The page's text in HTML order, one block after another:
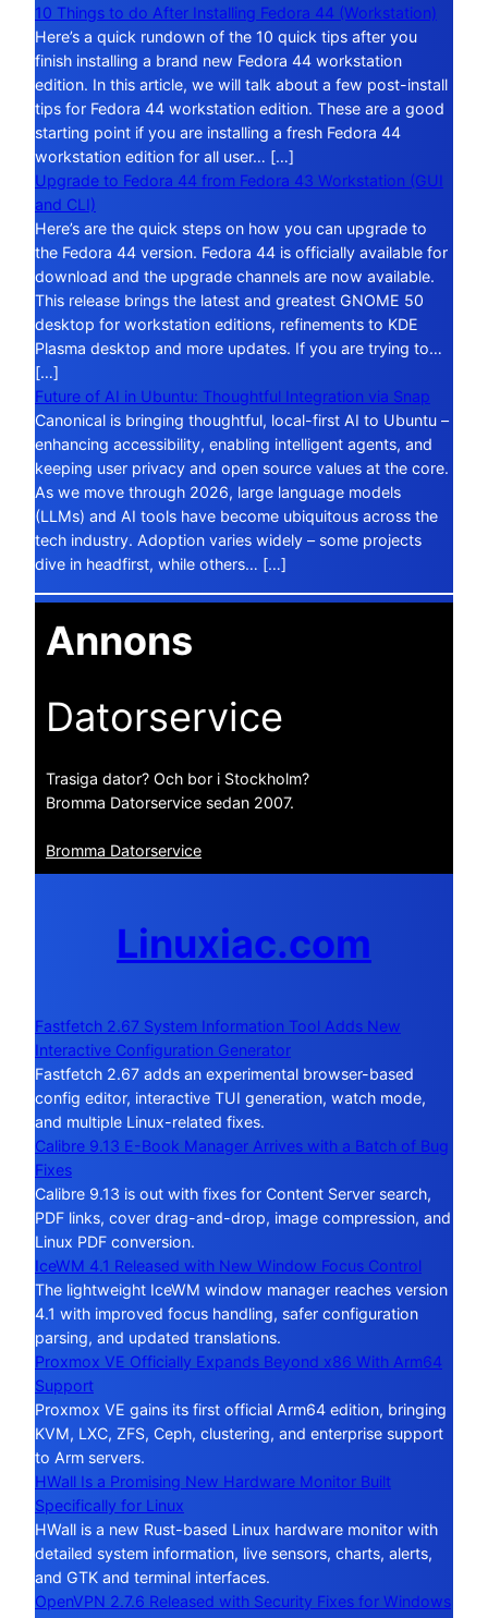
10 Things to do After Installing Fedora 44 (Workstation)
Here’s a quick rundown of the 10 quick tips after you
finish installing a brand new Fedora 44 workstation
edition. In this article, we will talk about a few post-install
tips for Fedora 44 workstation edition. These are a good
starting point if you are installing a fresh Fedora 44
workstation edition for all user… […]
Upgrade to Fedora 44 from Fedora 43 Workstation (GUI
and CLI)
Here’s are the quick steps on how you can upgrade to
the Fedora 44 version. Fedora 44 is officially available for
download and the upgrade channels are now available.
This release brings the latest and greatest GNOME 50
desktop for workstation editions, refinements to KDE
Plasma desktop and more updates. If you are trying to…
[…]
Future of AI in Ubuntu: Thoughtful Integration via Snap
Canonical is bringing thoughtful, local-first AI to Ubuntu –
enhancing accessibility, enabling intelligent agents, and
keeping user privacy and open source values at the core.
As we move through 2026, large language models
(LLMs) and AI tools have become ubiquitous across the
tech industry. Adoption varies widely – some projects
dive in headfirst, while others… […]
Annons
Datorservice
Trasiga dator? Och bor i Stockholm?
Bromma Datorservice sedan 2007.
Bromma Datorservice
Linuxiac.com
Fastfetch 2.67 System Information Tool Adds New
Interactive Configuration Generator
Fastfetch 2.67 adds an experimental browser-based
config editor, interactive TUI generation, watch mode,
and multiple Linux-related fixes.
Calibre 9.13 E-Book Manager Arrives with a Batch of Bug
Fixes
Calibre 9.13 is out with fixes for Content Server search,
PDF links, cover drag-and-drop, image compression, and
Linux PDF conversion.
IceWM 4.1 Released with New Window Focus Control
The lightweight IceWM window manager reaches version
4.1 with improved focus handling, safer configuration
parsing, and updated translations.
Proxmox VE Officially Expands Beyond x86 With Arm64
Support
Proxmox VE gains its first official Arm64 edition, bringing
KVM, LXC, ZFS, Ceph, clustering, and enterprise support
to Arm servers.
HWall Is a Promising New Hardware Monitor Built
Specifically for Linux
HWall is a new Rust-based Linux hardware monitor with
detailed system information, live sensors, charts, alerts,
and GTK and terminal interfaces.
OpenVPN 2.7.6 Released with Security Fixes for Windows